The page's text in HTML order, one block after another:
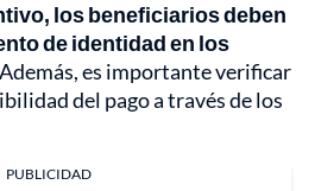
los beneficiarios deben
de identidad en los
Además, es importante verificar
del pago a través de los
PUBLICIDAD